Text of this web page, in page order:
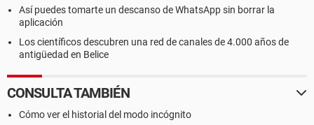
Así puedes tomarte un descanso de WhatsApp sin borrar la
aplicación
Los científicos descubren una red de canales de 4.000 años de
antigüedad en Belice
CONSULTA TAMBIÉN
Cómo ver el historial del modo incógnito